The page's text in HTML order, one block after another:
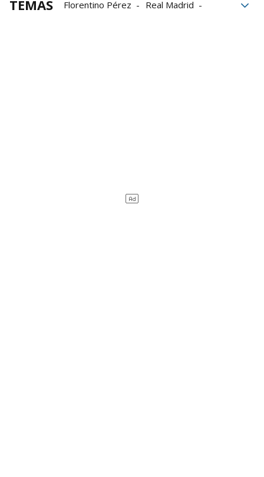
TEMAS Florentino Pérez
Real Madrid